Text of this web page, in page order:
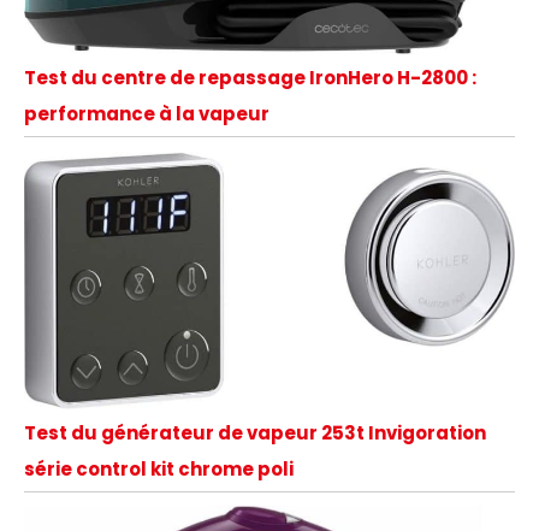
Test du centre de repassage IronHero H-2800 :
performance à la vapeur
Test du générateur de vapeur 253t Invigoration
série control kit chrome poli